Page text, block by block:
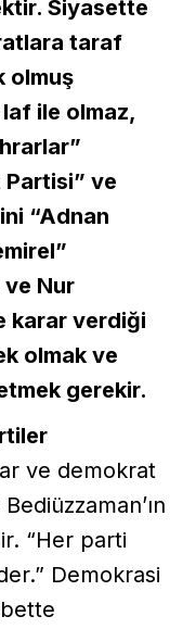
Siyasette
taraf
olmuş
ile olmaz,
Partisi” ve
“Adnan
ve Nur
karar verdiği
olmak ve
gerekir.
ve demokrat
“Her parti
Demokrasi